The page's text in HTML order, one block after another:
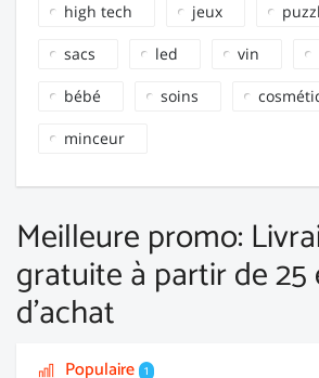
high tech jeux
sacs led vin
bébé soins
minceur
Meilleure promo:
gratuite à partir de 25
d'achat
Populaire 1